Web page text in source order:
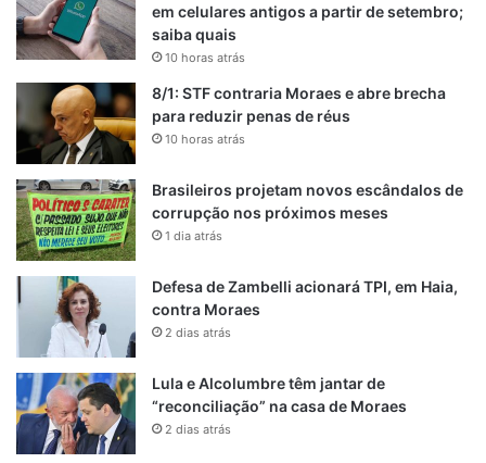
em celulares antigos a partir de setembro;
saiba quais
10 horas atrás
8/1: STF contraria Moraes e abre brecha
para reduzir penas de réus
10 horas atrás
Brasileiros projetam novos escândalos de
corrupção nos próximos meses
1 dia atrás
Defesa de Zambelli acionará TPI, em Haia,
contra Moraes
2 dias atrás
Lula e Alcolumbre têm jantar de
“reconciliação” na casa de Moraes
2 dias atrás